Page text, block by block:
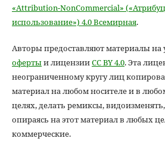
«Attribution-NonCommercial»
использование») 4.0 Всемирная.
Авторы предоставляют материалы на
офертыи лицензииCC BY 4.0. Эта
неограниченному кругу лиц
материал на любом носителе и в
целях, делать ремиксы,
опираясь на этот материал в любых
коммерческие.